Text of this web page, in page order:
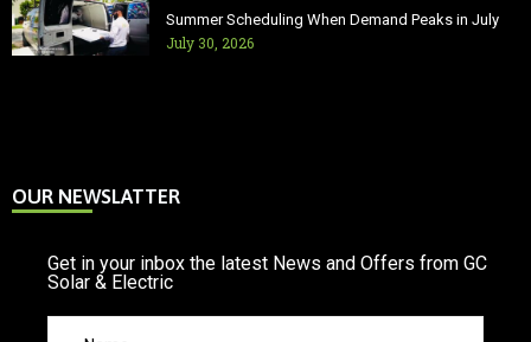
Summer Scheduling When Demand Peaks in July
July 30, 2026
OUR NEWSLATTER
Get in your inbox the latest News and Offers from GC
Solar & Electric